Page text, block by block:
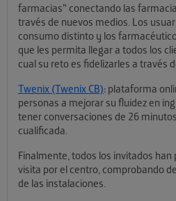
farmacias” conectando las
través de nuevos medios. Los
consumo distinto y los
que les permita llegar a todos los
cual su reto es fidelizarles a través
Twenix (Twenix CB): plataforma
personas a mejorar su fluidez en
tener conversaciones de 26
cualificada.
Finalmente, todos los invitados
visita por el centro, comprobando
de las instalaciones.